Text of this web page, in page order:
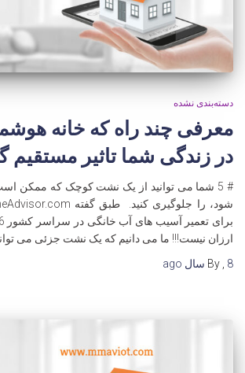
دسته‌بندی نشده
معرفی چند راه که خانه
در زندگی شما تاثیر مستقیم
# 5 شما می توانید از یک نشت کوچک که ممکن
ارزان نیست!!! ما می دانیم که یک نشت جزئی می
By
8 سال